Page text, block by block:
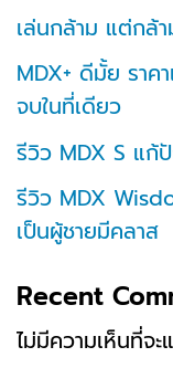
เล่นกล้าม แต่กล้า
MDX+ ดีมั้ย ราค
จบในที่เดียว
รีวิว MDX S แก้
รีวิว MDX
เป็นผู้ชายมีคลาส
Recent
ไม่มีความเห็นที่จ